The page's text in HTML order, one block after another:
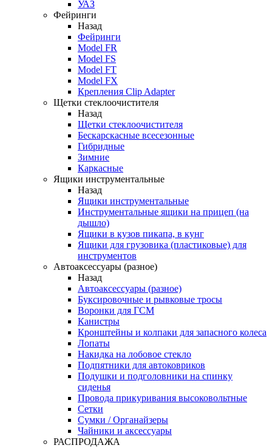
УАЗ
Фейринги
Назад
Фейринги
Model FR
Model FS
Model FT
Model FX
Крепления Clip Adapter
Щетки стеклоочистителя
Назад
Щетки стеклоочистителя
Бескарскасные всесезонные
Гибридные
Зимние
Каркасные
Ящики инструментальные
Назад
Ящики инструментальные
Инструментальные ящики на прицеп (на
дышло)
Ящики в кузов пикапа, в кунг
Ящики для грузовика (пластиковые) для
инструментов
Автоаксессуары (разное)
Назад
Автоаксессуары (разное)
Буксировочные и рывковые тросы
Воронки для ГСМ
Канистры
Кронштейны и колпаки для запасного колеса
Лопаты
Накидка на лобовое стекло
Подпятники для автоковриков
Подушки и подголовники на спинку
сиденья
Провода прикуривания высоковольтные
Сетки
Сумки / Органайзеры
Чайники и аксессуары
РАСПРОДАЖА